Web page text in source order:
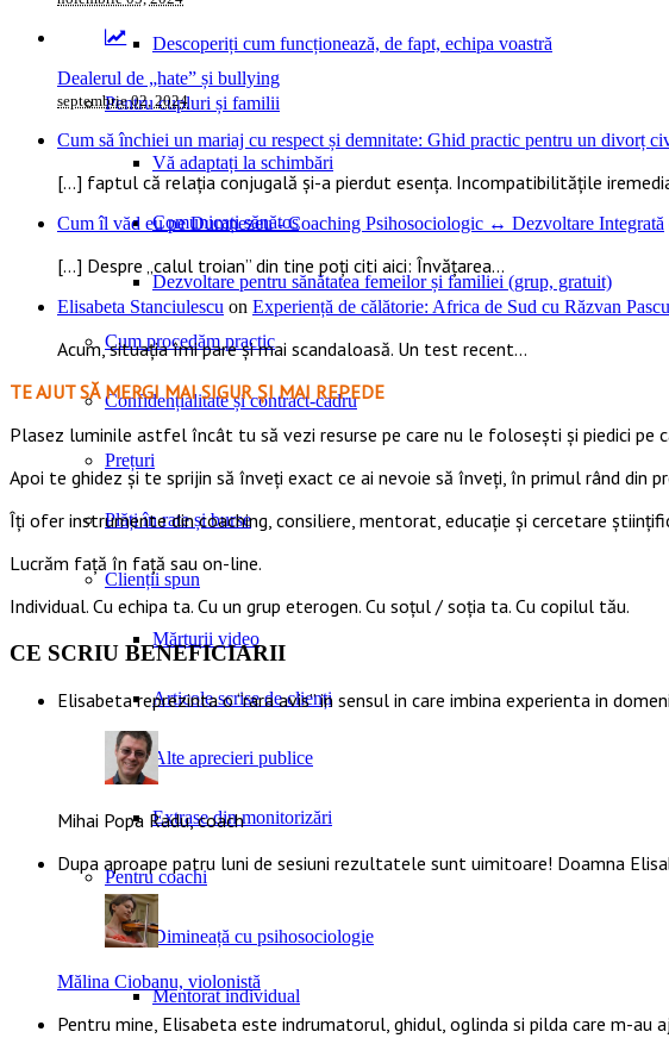
Descoperiți cum funcționează, de fapt, echipa voastră
Pentru cupluri și familii
Vă adaptați la schimbări
Comunicați sănătos
Dezvoltare pentru sănătatea femeilor și familiei (grup, gratuit)
Cum procedăm practic
Confidențialitate și contract-cadru
Prețuri
Plăți în rate și burse
Clienții spun
Mărturii video
Articole scrise de clienți
Alte aprecieri publice
Extrase din monitorizări
Pentru coachi
Dimineață cu psihosociologie
Mentorat individual
Dealerul de „hate” și bullying
septembrie 02, 2024
Cum să închiei un mariaj cu respect și demnitate: Ghid practic pentru un divorț
[…] faptul că relația conjugală și-a pierdut esența. Incompatibilitățile
Cum îl văd eu pe Dumnezeu - Coaching Psihosociologic ↔ Dezvoltare Integrată
[…] Despre „calul troian” din tine poți citi aici: Învățarea...
Elisabeta Stanciulescu on Experiență de călătorie: Africa de Sud cu Răzvan Pascu
Acum, situația îmi pare și mai scandaloasă. Un test recent...
TE AJUT SĂ MERGI MAI SIGUR ȘI MAI REPEDE
​​Plasez luminile astfel încât tu să vezi resurse pe care nu le folosești și piedici pe
Apoi te ghidez și te sprijin să înveți exact ce ai nevoie să înveți, în primul rând
Îți ofer instrumente din coaching, consiliere, mentorat, educație și cercetare
Lucrăm față în față sau on-line.
Individual. Cu echipa ta. Cu un grup eterogen. Cu soțul / soția ta. Cu copilul tău.
CE SCRIU BENEFICIARII
Elisabeta reprezinta o “rara avis” in sensul in care imbina experienta in
Mihai Popa Radu, coach
Dupa aproape patru luni de sesiuni rezultatele sunt uimitoare! Doamna
Mălina Ciobanu, violonistă
Pentru mine, Elisabeta este indrumatorul, ghidul, oglinda si pilda care m-